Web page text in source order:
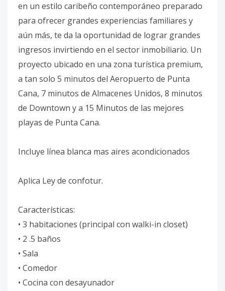
en un estilo caribeño contemporáneo preparado
para ofrecer grandes experiencias familiares y
aún más, te da la oportunidad de lograr grandes
ingresos invirtiendo en el sector inmobiliario. Un
proyecto ubicado en una zona turística premium,
a tan solo 5 minutos del Aeropuerto de Punta
Cana, 7 minutos de Almacenes Unidos, 8 minutos
de Downtown y a 15 Minutos de las mejores
playas de Punta Cana.
Incluye línea blanca mas aires acondicionados
Aplica Ley de confotur.
Características:
• 3 habitaciones (principal con walki-in closet)
• 2 .5 baños
• Sala
• Comedor
• Cocina con desayunador